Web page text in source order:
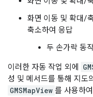
화면 이동 및 확대/
축소하여 응답
두 손가락 동
이러한 자동 작업 외에
성 및 메서드를 통해 지도
GMSMapView 를 사용하